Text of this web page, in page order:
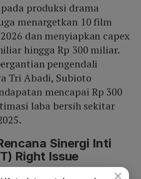
produksi drama
menargetkan 10 film
dan menyiapkan capex
hingga Rp 300 miliar.
pengendali
Tri Abadi, Subioto
mencapai Rp 300
laba bersih sekitar
Sinergi Inti
Right Issue
×